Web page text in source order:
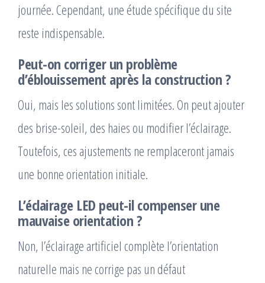
journée. Cependant, une étude spécifique du site
reste indispensable.
Peut-on corriger un problème
d’éblouissement après la construction ?
Oui, mais les solutions sont limitées. On peut ajouter
des brise-soleil, des haies ou modifier l’éclairage.
Toutefois, ces ajustements ne remplaceront jamais
une bonne orientation initiale.
L’éclairage LED peut-il compenser une
mauvaise orientation ?
Non, l’éclairage artificiel complète l’orientation
naturelle mais ne corrige pas un défaut